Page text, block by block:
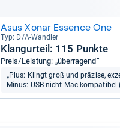
Asus Xonar Essence One
Typ: D/A-​Wand­ler
Klangurteil: 115 Punkte
Preis/Leistung: „überragend“
„Plus: Klingt groß und präzise,
Minus: USB nicht Mac-kompatibel